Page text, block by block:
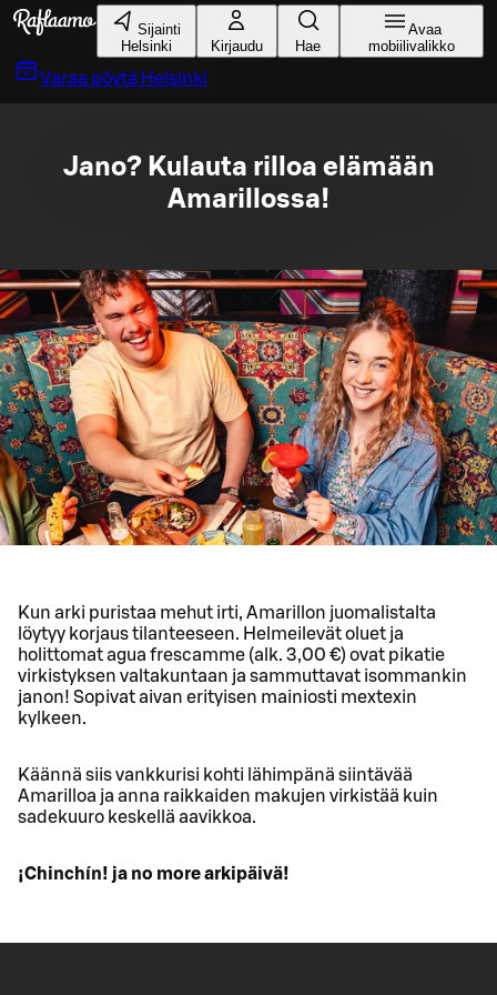
Siirry pääsisältöön
Sijainti
Helsinki
Kirjaudu Hae
Avaa
mobiilivalikko
Varaa pöytä Helsinki
Jano? Kulauta rilloa elämään
Amarillossa!
Kun arki puristaa mehut irti, Amarillon juomalistalta
löytyy korjaus tilanteeseen. Helmeilevät oluet ja
holittomat agua frescamme (alk. 3,00 €) ovat pikatie
virkistyksen valtakuntaan ja sammuttavat isommankin
janon! Sopivat aivan erityisen mainiosti mextexin
kylkeen.
Käännä siis vankkurisi kohti lähimpänä siintävää
Amarilloa ja anna raikkaiden makujen virkistää kuin
sadekuuro keskellä aavikkoa.
¡Chinchín! ja no more arkipäivä!